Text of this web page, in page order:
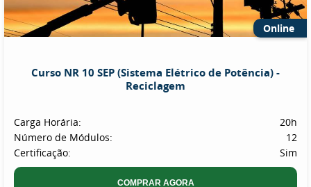
Online
Curso NR 10 SEP (Sistema Elétrico de Potência) -
Reciclagem
Carga Horária:
20h
Número de Módulos:
12
Certificação:
Sim
COMPRAR AGORA